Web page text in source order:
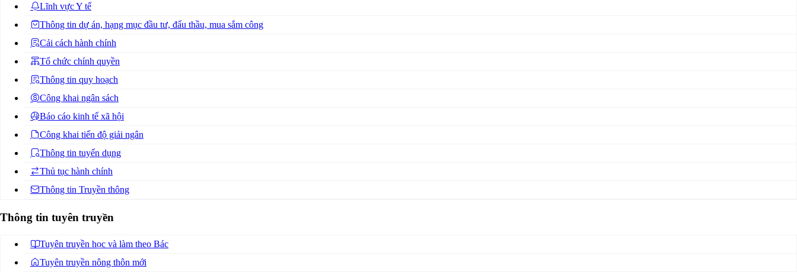
Lĩnh vực Y tế
Thông tin dự án, hạng mục đầu tư, đấu thầu, mua sắm công
Cải cách hành chính
Tổ chức chính quyền
Thông tin quy hoạch
Công khai ngân sách
Báo cáo kinh tế xã hội
Công khai tiến độ giải ngân
Thông tin tuyển dụng
Thủ tục hành chính
Thông tin Truyền thông
Thông tin tuyên truyền
Tuyên truyền học và làm theo Bác
Tuyên truyền nông thôn mới